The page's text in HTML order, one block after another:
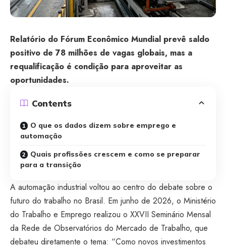
Relatório do Fórum Econômico Mundial prevê saldo
positivo de 78 milhões de vagas globais, mas a
requalificação é condição para aproveitar as
oportunidades.
Contents
O que os dados dizem sobre emprego e
automação
Quais profissões crescem e como se preparar
para a transição
A automação industrial voltou ao centro do debate sobre o
futuro do trabalho no Brasil. Em junho de 2026, o Ministério
do Trabalho e Emprego realizou o XXVII Seminário Mensal
da Rede de Observatórios do Mercado de Trabalho, que
debateu diretamente o tema: “Como novos investimentos